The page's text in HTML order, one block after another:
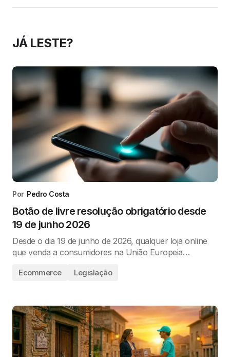
JÁ LESTE?
Por Pedro Costa
Botão de livre resolução obrigatório desde
19 de junho 2026
Desde o dia 19 de junho de 2026, qualquer loja online
que venda a consumidores na União Europeia…
Ecommerce Legislação